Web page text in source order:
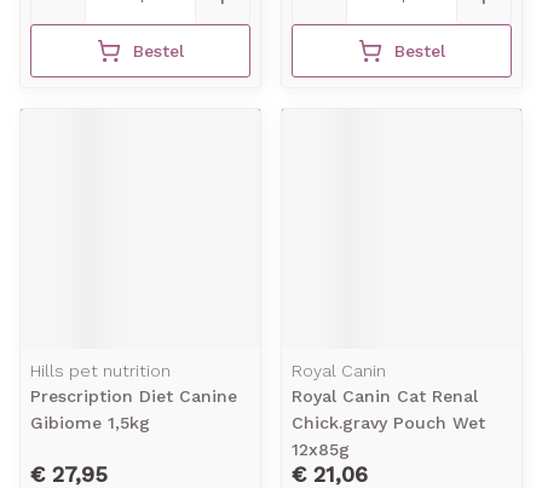
Bestel Bestel
Hills pet nutrition
Prescription Diet Canine
Gibiome 1,5kg
€ 27,95
Royal Canin
Royal Canin Cat Renal
Chick.gravy Pouch Wet
12x85g
€ 21,06